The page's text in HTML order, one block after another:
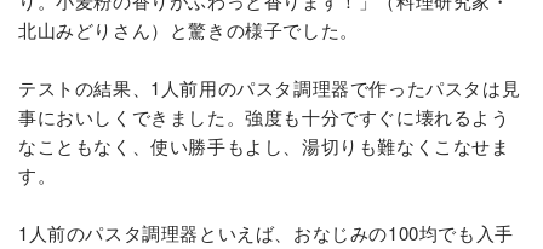
北山みどりさん）と驚きの様子でした。
テストの結果、1人前用のパスタ調理器で作ったパスタは見
事においしくできました。強度も十分ですぐに壊れるよう
なこともなく、使い勝手もよし、湯切りも難なくこなせま
す。
1人前のパスタ調理器といえば、おなじみの100均でも入手